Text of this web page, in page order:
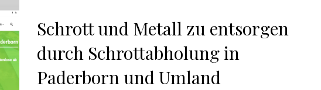
Schrott und Metall zu entsorgen
durch Schrottabholung in
Paderborn und Umland